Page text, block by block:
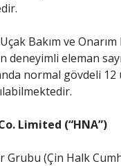
Bakım ve
deneyimli eleman
normal gövdeli 12
Limited (“HNA”)
Grubu (Çin Halk